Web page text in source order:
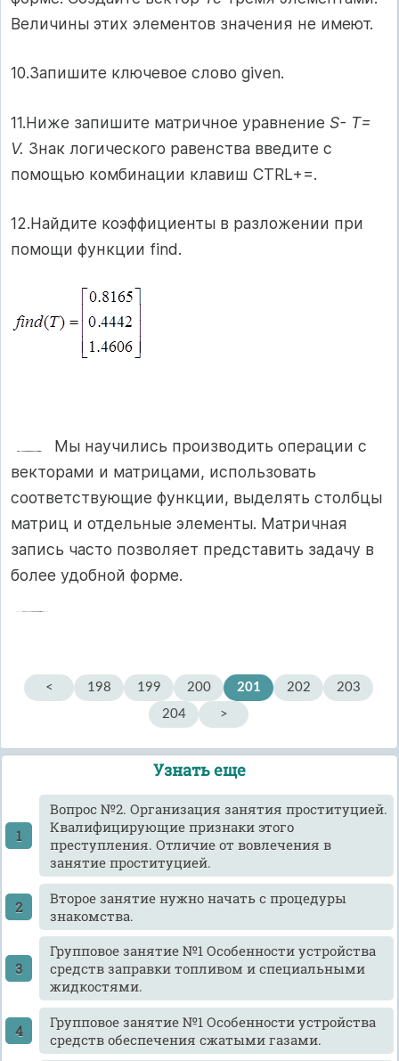
Величины этих элементов значения не имеют.
10.Запишите ключевое слово given.
11.Ниже запишите матричное уравнение S- Т=
V. Знак логического равенства введите с
помощью комбинации клавиш CTRL+=.
12.Найдите коэффициенты в разложении при
помощи функции find.
Мы научились производить операции с
векторами и матрицами, использовать
соответствующие функции, выделять столбцы
матриц и отдельные элементы. Матричная
запись часто позволяет представить задачу в
более удобной форме.
< 198 199 200 201 202
203
204
>
Узнать еще
Вопрос №2. Организация занятия проституцией.
Квалифицирующие признаки этого
преступления. Отличие от вовлечения в
занятие проституцией.
Второе занятие нужно начать с процедуры
знакомства.
Групповое занятие №1 Особенности устройства
средств заправки топливом и специальными
жидкостями.
Групповое занятие №1 Особенности устройства
средств обеспечения сжатыми газами.